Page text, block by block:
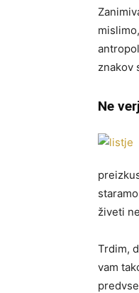
znakov
Ne
živeti
Trdim,
vam